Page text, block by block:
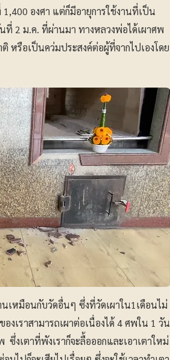
องศา แต่ก็มีอายุการใช้งานที่เป็น
ที่ 2 ม.ค. ที่ผ่านมา ทางหลวงพ่อได้เผาศพ
หรือเป็นคว่มประสงค์ต่อผู้ที่จากไปเองโดย
เหมือนกับวัดอื่นๆ ซึ่งที่วัดเผาใน1เดือนไม่
งเราสามารถเผาต่อเนื่องได้ 4 ศพใน 1 วัน
งเตาที่พังเราก็จะลื้อออกและเอาเตาใหม่